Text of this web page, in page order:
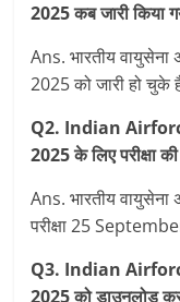
2025 कब जारी किया
Ans. भारतीय
2025 को जारी हो चुके
Q2. Indian
2025 के लिए परीक्षा
Ans. भारतीय वायुसेना
परीक्षा 25
Q3. Indian
2025 को डाउनलोड